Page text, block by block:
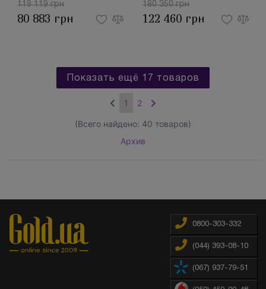
119 119 грн
80 883 грн
180 350 грн
122 460 грн
Показать ещё 17 товаров
1 2
(Всего найдено: 40 товаров)
Архив
0800-303-332
(044) 393-08-10
(067) 937-79-51